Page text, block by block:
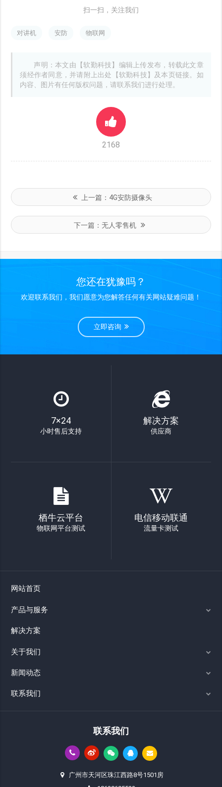
扫一扫，关注我们
对讲机 安防 物联网
声明：本文由【软勤科技】编辑上传发布，转载此文章
须经作者同意，并请附上出处【软勤科技】及本页链接。如
内容、图片有任何版权问题，请联系我们进行处理。
2168
上一篇： 4G安防摄像头
下一篇：无人零售机
您还在犹豫吗？
欢迎联系我们，我们愿意为您解答任何有关网站疑难问题！
立即咨询
7×24
小时售后支持
解决方案
供应商
栖牛云平台
物联网平台测试
电信移动联通
流量卡测试
网站首页
产品与服务
解决方案
关于我们
新闻动态
联系我们
联系我们
广州市天河区珠江西路8号1501房